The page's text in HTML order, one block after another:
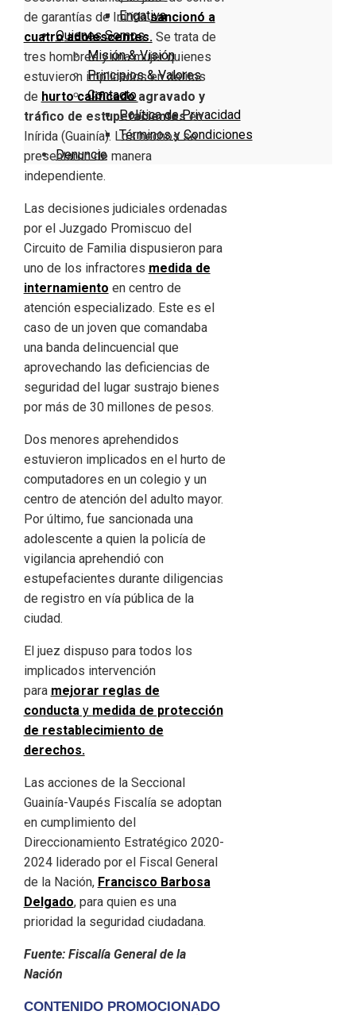
Engativa
Quienes Somos
Misión & Visión
Principios & Valores
Contacto
Política de Privacidad
Términos y Condiciones
Denuncie
de garantías de Iníridasancionó a
cuatro adolescentes.Se trata de
tres hombres y una mujer quienes
estuvieron implicados en delitos
de hurto calificadoagravado y
tráfico de estupefacientesen
Inírida (Guainía). Los hechos se
presentaron de manera
independiente.
Las decisiones judiciales ordenadas
por el Juzgado Promiscuo del
Circuito de Familia dispusieron para
uno de los infractores medida de
internamiento en centro de
atención especializado. Este es el
caso de un joven que comandaba
una banda delincuencial que
aprovechando las deficiencias de
seguridad del lugar sustrajo bienes
por más de 30 millones de pesos.
Dos menores aprehendidos
estuvieron implicados en el hurto de
computadores en un colegio y un
centro de atención del adulto mayor.
Por último, fue sancionada una
adolescente a quien la policía de
vigilancia aprehendió con
estupefacientes durante diligencias
de registro en vía pública de la
ciudad.
El juez dispuso para todos los
implicados intervención
para mejorar reglas de
conductay medida de protección
de restablecimiento de
derechos.
Las acciones de la Seccional
Guainía-Vaupés Fiscalía se adoptan
en cumplimiento del
Direccionamiento Estratégico 2020-
2024 liderado por el Fiscal General
de la Nación, Francisco Barbosa
Delgado, para quien es una
prioridad la seguridad ciudadana.
Fuente: Fiscalía General de la
Nación